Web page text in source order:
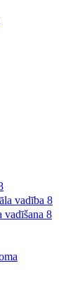
vadība 8
vadīšana 8